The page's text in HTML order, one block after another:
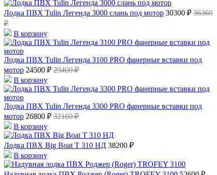
Лодка ПВХ Tulin Легенда 3000 слань под мотор 30300 ₽ 36360
₽
В корзину
Лодка ПВХ Tulin Легенда 3100 PRO фанерные вставки под
мотор 24500 ₽ 29400 ₽
В корзину
Лодка ПВХ Tulin Легенда 3300 PRO фанерные вставки под
мотор 26800 ₽ 32160 ₽
В корзину
Лодка ПВХ Big Boat Т 310 НД 38200 ₽
В корзину